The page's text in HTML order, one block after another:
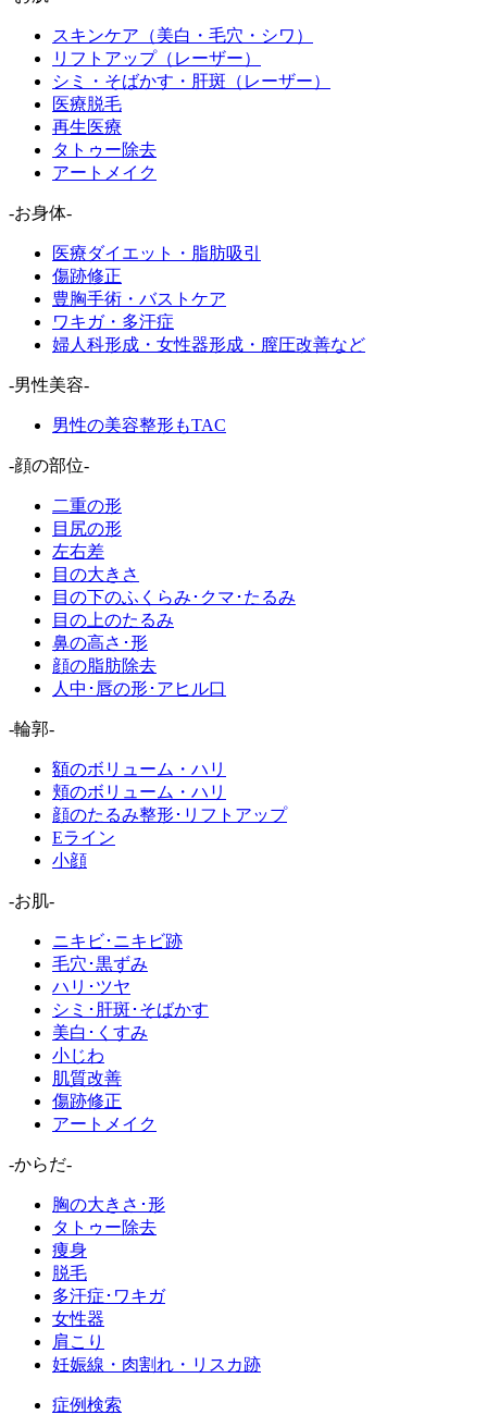
スキンケア（美白・毛穴・シワ）
リフトアップ（レーザー）
シミ・そばかす・肝斑（レーザー）
医療脱毛
再生医療
タトゥー除去
アートメイク
-お身体-
医療ダイエット・脂肪吸引
傷跡修正
豊胸手術・バストケア
ワキガ・多汗症
婦人科形成・女性器形成・膣圧改善など
-男性美容-
男性の美容整形もTAC
-顔の部位-
二重の形
目尻の形
左右差
目の大きさ
目の下のふくらみ･クマ･たるみ
目の上のたるみ
鼻の高さ･形
顔の脂肪除去
人中･唇の形･アヒル口
-輪郭-
額のボリューム・ハリ
頬のボリューム・ハリ
顔のたるみ整形･リフトアップ
Eライン
小顔
-お肌-
ニキビ･ニキビ跡
毛穴･黒ずみ
ハリ･ツヤ
シミ･肝斑･そばかす
美白･くすみ
小じわ
肌質改善
傷跡修正
アートメイク
-からだ-
胸の大きさ･形
タトゥー除去
痩身
脱毛
多汗症･ワキガ
女性器
肩こり
妊娠線・肉割れ・リスカ跡
症例検索